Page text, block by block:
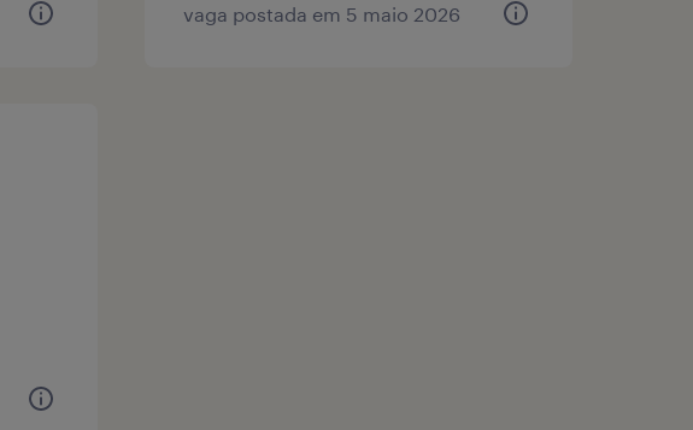
vaga postada em 5 maio 2026